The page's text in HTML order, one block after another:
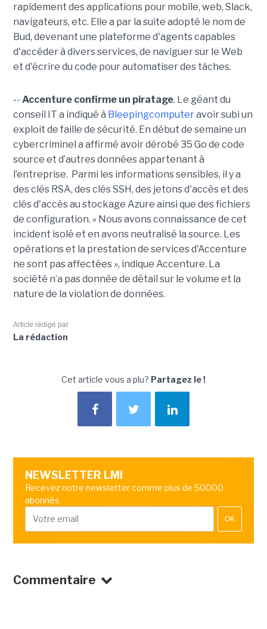
rapidement des applications pour mobile, web, Slack,
navigateurs, etc. Elle a par la suite adopté le nom de
Bud, devenant une plateforme d'agents capables
d'accéder à divers services, de naviguer sur le Web
et d'écrire du code pour automatiser des tâches.
-- Accenture confirme un piratage. Le géant du
conseil IT a indiqué à Bleepingcomputeravoir subi un
exploit de faille de sécurité. En début de semaine un
cybercriminel a affirmé avoir dérobé 35 Go de code
source et d’autres données appartenant à
l’entreprise. Parmi les informations sensibles, il y a
des clés RSA, des clés SSH, des jetons d'accès et des
clés d'accès au stockage Azure ainsi que des fichiers
de configuration. « Nous avons connaissance de cet
incident isolé et en avons neutralisé la source. Les
opérations et la prestation de services d'Accenture
ne sont pas affectées », indique Accenture. La
société n’a pas donnée de détail sur le volume et la
nature de la violation de données.
Article rédigé par
La rédaction
Cet article vous a plu? Partagez le !
NEWSLETTER LMI
Recevez notre newsletter comme plus de 50000
abonnés
OK
Commentaire